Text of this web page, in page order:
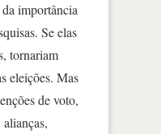
importância
Se elas
tornariam
eleições. Mas
de voto,
alianças,